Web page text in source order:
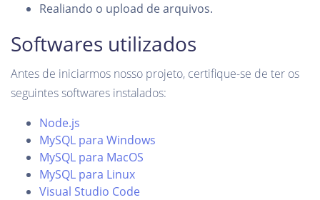
Realiando o upload de arquivos.
Softwares utilizados
Antes de iniciarmos nosso projeto, certifique-se de ter os
seguintes softwares instalados:
Node.js
MySQL para Windows
MySQL para MacOS
MySQL para Linux
Visual Studio Code